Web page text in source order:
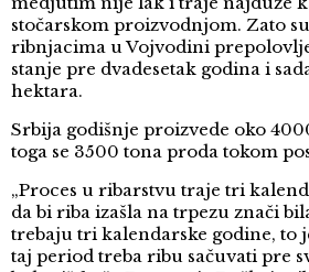
stočarskom proizvodnjom. Zato
ribnjacima u Vojvodini
stanje pre dvadesetak godina i
hektara.
Srbija godišnje proizvede oko
toga se 3500 tona proda tokom
„Proces u ribarstvu traje tri
da bi riba izašla na trpezu znači
trebaju tri kalendarske godine, to
taj period treba ribu sačuvati pre